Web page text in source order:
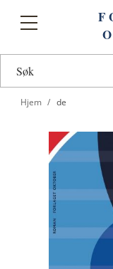
Toggle
Hjem de